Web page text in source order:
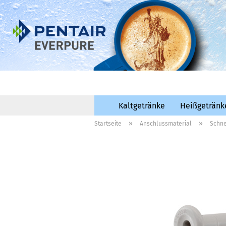
Kaltgetränke
Startseite » Anschlussmaterial »